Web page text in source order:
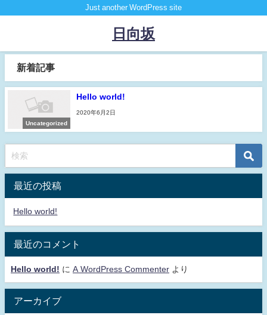
Just another WordPress site
日向坂
新着記事
Uncategorized
Hello world!
2020年6月2日
最近の投稿
Hello world!
最近のコメント
Hello world! に A WordPress Commenter より
アーカイブ